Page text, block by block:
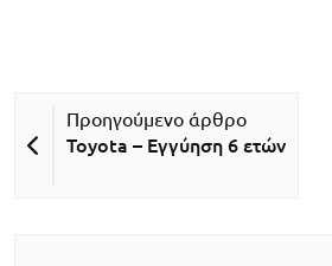
Toyota – Εγγύηση 6 ετών